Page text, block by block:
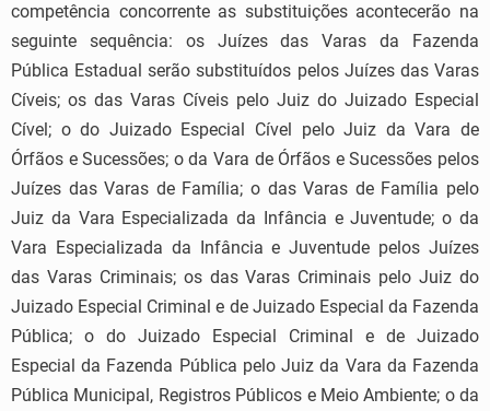
competência concorrente as substituições acontecerão na
seguinte sequência: os Juízes das Varas da Fazenda
Pública Estadual serão substituídos pelos Juízes das Varas
Cíveis; os das Varas Cíveis pelo Juiz do Juizado Especial
Cível; o do Juizado Especial Cível pelo Juiz da Vara de
Órfãos e Sucessões; o da Vara de Órfãos e Sucessões pelos
Juízes das Varas de Família; o das Varas de Família pelo
Juiz da Vara Especializada da Infância e Juventude; o da
Vara Especializada da Infância e Juventude pelos Juízes
das Varas Criminais; os das Varas Criminais pelo Juiz do
Juizado Especial Criminal e de Juizado Especial da Fazenda
Pública; o do Juizado Especial Criminal e de Juizado
Especial da Fazenda Pública pelo Juiz da Vara da Fazenda
Pública Municipal, Registros Públicos e Meio Ambiente; o da